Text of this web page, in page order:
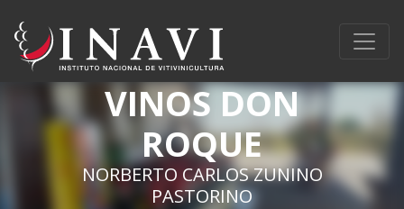
VINOS DON
ROQUE
NORBERTO CARLOS ZUNINO
PASTORINO